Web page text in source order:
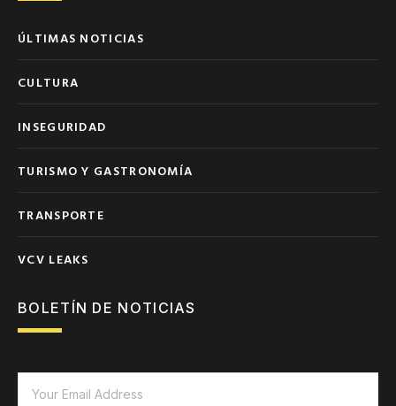
ÚLTIMAS NOTICIAS
CULTURA
INSEGURIDAD
TURISMO Y GASTRONOMÍA
TRANSPORTE
VCV LEAKS
BOLETÍN DE NOTICIAS